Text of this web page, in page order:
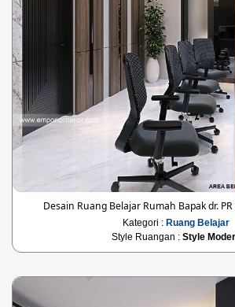
Desain Ruang Belajar Rumah Bapak dr.
Kategori : Ruang Belajar
Style Ruangan : Style